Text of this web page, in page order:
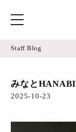
Blog
Staff Blog
みなとHANABI
2025-10-23